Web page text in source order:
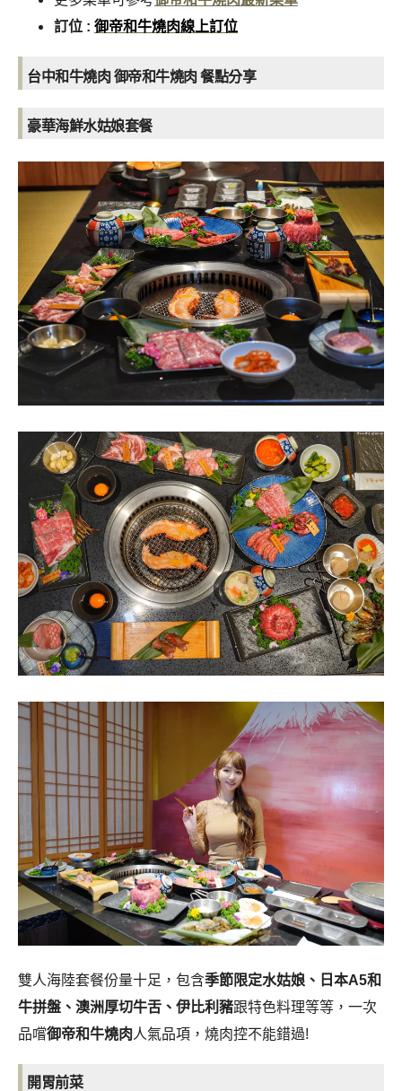
訂位 : 御帝和牛燒肉線上訂位
台中和牛燒肉 御帝和牛燒肉 餐點分享
豪華海鮮水姑娘套餐
雙人海陸套餐份量十足，包含季節限定水姑娘、日本A5和
牛拼盤、澳洲厚切牛舌、伊比利豬跟特色料理等等，一次
品嚐御帝和牛燒肉人氣品項，燒肉控不能錯過!
開胃前菜